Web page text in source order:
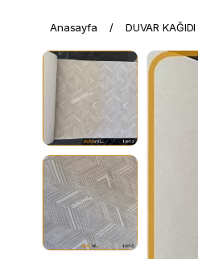
Anasayfa DUVAR KAĞIDI